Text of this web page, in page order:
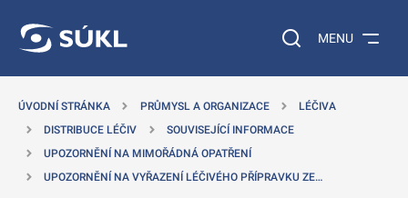
Vyhledávání na
MENU
ÚVODNÍ STRÁNKA PRŮMYSL A ORGANIZACE
LÉČIVA
DISTRIBUCE LÉČIV
SOUVISEJÍCÍ INFORMACE
UPOZORNĚNÍ NA MIMOŘÁDNÁ OPATŘENÍ
UPOZORNĚNÍ NA VYŘAZENÍ LÉČIVÉHO PŘÍPRAVKU ZE…